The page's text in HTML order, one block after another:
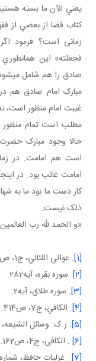
يعني الآن ما بسته
کتاب قضا از بعضي از
زمانی است؟ فرمود
فجعلته» اين همان
صادق را هم شامل مي
مبارک امام صادق هم
غيبت امام منظور است،
مطلب است تمام
حالا وجود مبارک
است هم امامت. در
امامت غائب بود. در
کار دست ما بود ما به
ذلک نيست.
«و الحمد لله رب
[1] . عوالي اللئالي، ج‏1، ص244.
[2] . سوره بقره، آيه282.
[3]
. سوره طلاق، آيه2.
[4] . الكافي، ج‏7، ص414.
[5] . ر.ک: وسائل الشيعه، ج27، ص267-
[6]
. الکافی، ج4، ص162.
[7]
. غزليات حافظ، شماره164.